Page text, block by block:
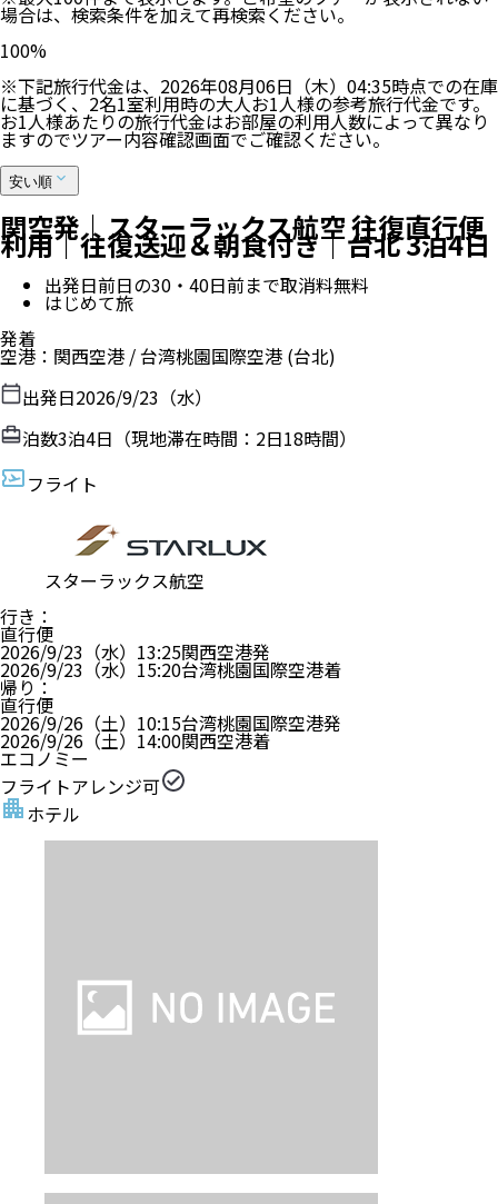
場合は、検索条件を加えて再検索ください。
100%
※下記旅行代金は、 2026年08月06日（木）04:35時点での在庫
に基づく、2名1室利用時の大人お1人様の参考旅行代金です。
お1人様あたりの旅行代金はお部屋の利用人数によって異なり
ますのでツアー内容確認画面でご確認ください。
安い順
関空発｜スターラックス航空 往復直行便
利用｜往復送迎＆朝食付き｜台北 3泊4日
出発日前日の30・40日前まで取消料無料
はじめて旅
発着
空港 ： 関西空港 /台湾桃園国際空港 (台北)
出発日2026/9/23（水）
泊数3泊4日（現地滞在時間： 2日18時間）
フライト
スターラックス航空
行き ：
直行便
2026/9/23（水） 13:25関西空港発
2026/9/23（水） 15:20台湾桃園国際空港着
帰り ：
直行便
2026/9/26（土） 10:15台湾桃園国際空港発
2026/9/26（土） 14:00関西空港着
エコノミー
フライトアレンジ可
ホテル